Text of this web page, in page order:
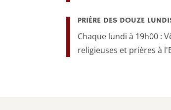
PRIÈRE DES DOUZE
Chaque lundi à 19h00 :
religieuses et prières à